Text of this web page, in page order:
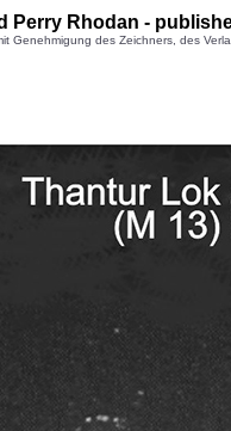
Perry Rhodan -
Genehmigung des Zeichners, des